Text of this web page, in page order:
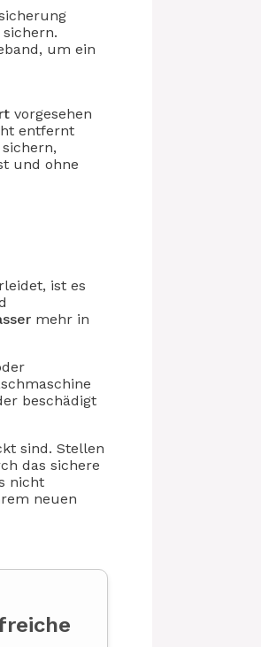
um ein
vorgesehen
entfernt
und ohne
ist es
mehr in
beschädigt
sind. Stellen
das sichere
nicht
neuen